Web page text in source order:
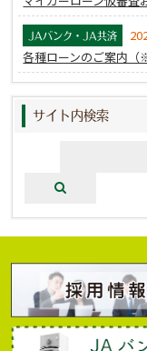
JAバンク・JA共済
各種ローンのご案内（
サイト内検索